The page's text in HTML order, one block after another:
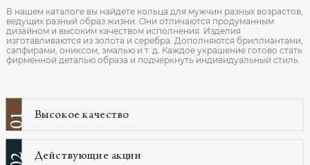
В нашем каталоге вы найдете кольца для мужчин разных возрастов,
ведущих разный образ жизни. Они отличаются продуманным
дизайном и высоким качеством исполнения. Изделия
изготавливаются из золота и серебра. Дополняются бриллиантами,
сапфирами, ониксом, эмалью и т. д. Каждое украшение готово стать
фирменной деталью образа и подчеркнуть индивидуальный стиль.
01 Высокое качество
02 Действующие акции